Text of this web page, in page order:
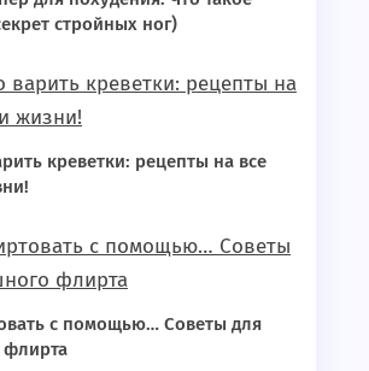
стройных ног)
креветки: рецепты на все
с помощью… Советы для
флирта